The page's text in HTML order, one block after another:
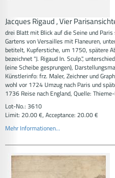
Jacques Rigaud , Vier
drei Blatt mit Blick auf die Seine und
Gartens von Versailles mit Flaneuren,
betitelt, Kupferstiche, um 1750, spätere
bezeichnet "J. Rigaud In. Sculp.",
(eine Scheibe gesprungen),
Künstlerinfo: frz. Maler, Zeichner und
wohl vor 1724 Umzug nach Paris und
1736 Reise nach England, Quelle:
Lot-No.: 3610
Limit: 20.00 €, Acceptance: 20.00 €
Mehr Informationen...